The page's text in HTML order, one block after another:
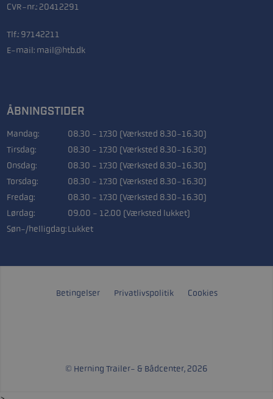
CVR-nr.: 20412291
Tlf.: 97142211
E-mail: mail@htb.dk
ÅBNINGSTIDER
Mandag:
08.30 - 17.30 (Værksted 8.30-16.30)
Tirsdag:
08.30 - 17.30 (Værksted 8.30-16.30)
Onsdag:
08.30 - 17.30 (Værksted 8.30-16.30)
Torsdag:
08.30 - 17.30 (Værksted 8.30-16.30)
Fredag:
08.30 - 17.30 (Værksted 8.30-16.30)
Lørdag:
09.00 - 12.00 (Værksted lukket)
Søn-/helligdag:Lukket
Betingelser Privatlivspolitik Cookies
© Herning Trailer- & Bådcenter, 2026